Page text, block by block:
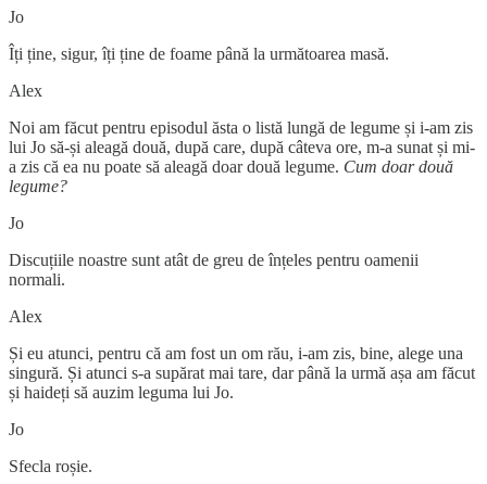
Jo
Îți ține, sigur, îți ține de foame până la următoarea masă.
Alex
Noi am făcut pentru episodul ăsta o listă lungă de legume și i-am zis
lui Jo să-și aleagă două, după care, după câteva ore, m-a sunat și mi-
a zis că ea nu poate să aleagă doar două legume. Cum doar două
legume?
Jo
Discuțiile noastre sunt atât de greu de înțeles pentru oamenii
normali.
Alex
Și eu atunci, pentru că am fost un om rău, i-am zis, bine, alege una
singură. Și atunci s-a supărat mai tare, dar până la urmă așa am făcut
și haideți să auzim leguma lui Jo.
Jo
Sfecla roșie.